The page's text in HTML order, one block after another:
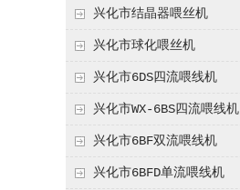
兴化市结晶器喂丝机
兴化市球化喂丝机
兴化市6DS四流喂线机
兴化市WX-6BS四流喂线机
兴化市6BF双流喂线机
兴化市6BFD单流喂线机